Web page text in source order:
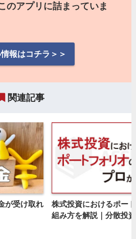
のアプリに詰まっていま
報はコチラ＞＞
関連記事
が受け取れ
株式投資におけるポー
組み方を解説｜分散投